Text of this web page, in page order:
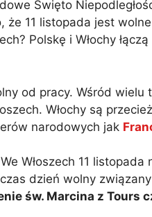
Święto
11 listopada jest
Polskę i Włochy
od pracy. Wśród
Włochy są
narodowych jak
We Włoszech 11
dzień wolny
św. Marcina z Tours